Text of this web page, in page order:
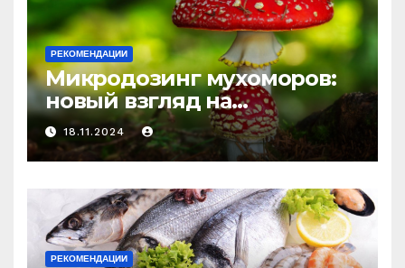
РЕКОМЕНДАЦИИ
Микродозинг мухоморов:
новый взгляд на
психоделику
18.11.2024
РЕКОМЕНДАЦИИ